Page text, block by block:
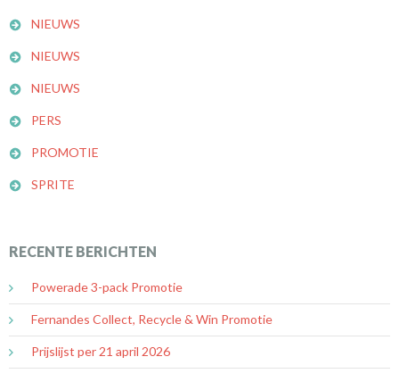
NIEUWS
NIEUWS
NIEUWS
PERS
PROMOTIE
SPRITE
RECENTE BERICHTEN
Powerade 3-pack Promotie
Fernandes Collect, Recycle & Win Promotie
Prijslijst per 21 april 2026